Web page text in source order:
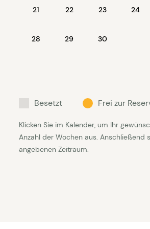
Eigentümer des
sind
21 22 23 24
28 29 30
Besetzt Frei zur
Klicken Sie im Kalender, um Ihr
Anzahl der Wochen aus.
angebenen Zeitraum.